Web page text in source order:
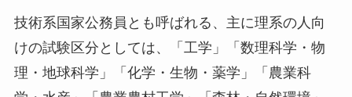
技術系国家公務員とも呼ばれる、主に理系の人向
けの試験区分としては、「工学」「数理科学・物
理・地球科学」「化学・生物・薬学」「農業科